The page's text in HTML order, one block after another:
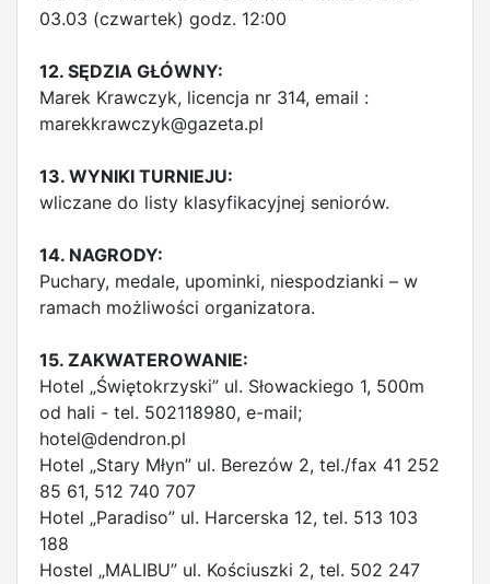
03.03 (czwartek) godz. 12:00
12. SĘDZIA GŁÓWNY:
Marek Krawczyk, licencja nr 314, email :
marekkrawczyk@gazeta.pl
13. WYNIKI TURNIEJU:
wliczane do listy klasyfikacyjnej seniorów.
14. NAGRODY:
Puchary, medale, upominki, niespodzianki – w
ramach możliwości organizatora.
15. ZAKWATEROWANIE:
Hotel „Świętokrzyski” ul. Słowackiego 1, 500m
od hali - tel. 502118980, e-mail;
hotel@dendron.pl
Hotel „Stary Młyn” ul. Berezów 2, tel./fax 41 252
85 61, 512 740 707
Hotel „Paradiso” ul. Harcerska 12, tel. 513 103
188
Hostel „MALIBU” ul. Kościuszki 2, tel. 502 247